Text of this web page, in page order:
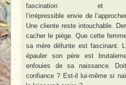
fascination et
l’irrépressible envie de
Une cliente reste intouchable.
cacher le piège. Que cette
sa mère défunte est fascinant.
épauler son père est
enfouies de sa naissance.
confiance ? Est-il lui-même si